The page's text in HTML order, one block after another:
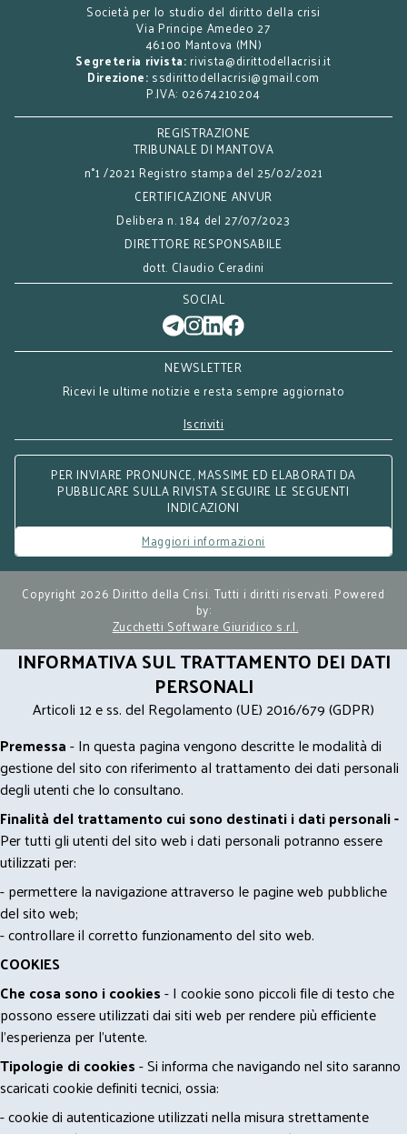
Società per lo studio del diritto della crisi
Via Principe Amedeo 27
46100 Mantova (MN)
Segreteria rivista: rivista@dirittodellacrisi.it
Direzione: ssdirittodellacrisi@gmail.com
P.IVA: 02674210204
REGISTRAZIONE
TRIBUNALE DI MANTOVA
n°1 /2021 Registro stampa del 25/02/2021
CERTIFICAZIONE ANVUR
Delibera n. 184 del 27/07/2023
DIRETTORE RESPONSABILE
dott. Claudio Ceradini
SOCIAL
NEWSLETTER
Ricevi le ultime notizie e resta sempre aggiornato
Iscriviti
PER INVIARE PRONUNCE, MASSIME ED ELABORATI DA
PUBBLICARE SULLA RIVISTA SEGUIRE LE SEGUENTI
INDICAZIONI
Maggiori informazioni
Copyright 2026 Diritto della Crisi. Tutti i diritti riservati. Powered
by:
Zucchetti Software Giuridico s.r.l.
INFORMATIVA SUL TRATTAMENTO DEI DATI
PERSONALI
Articoli 12 e ss. del Regolamento (UE) 2016/679 (GDPR)
Premessa- In questa pagina vengono descritte le modalità di
gestione del sito con riferimento al trattamento dei dati personali
degli utenti che lo consultano.
Finalità del trattamento cui sono destinati i dati personali -
Per tutti gli utenti del sito web i dati personali potranno essere
utilizzati per:
- permettere la navigazione attraverso le pagine web pubbliche
del sito web;
- controllare il corretto funzionamento del sito web.
COOKIES
Che cosa sono i cookies- I cookie sono piccoli file di testo che
possono essere utilizzati dai siti web per rendere più efficiente
l'esperienza per l'utente.
Tipologie di cookies- Si informa che navigando nel sito saranno
scaricati cookie definiti tecnici, ossia:
- cookie di autenticazione utilizzati nella misura strettamente